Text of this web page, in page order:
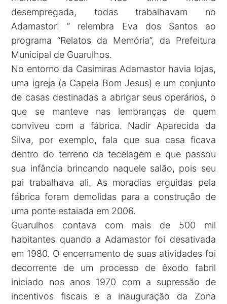
desempregada, todas trabalhavam no
Adamastor! ” relembra Eva dos Santos ao
programa “Relatos da Memória”, da Prefeitura
Municipal de Guarulhos.
No entorno da Casimiras Adamastor havia lojas,
uma igreja (a Capela Bom Jesus) e um conjunto
de casas destinadas a abrigar seus operários, o
que se manteve nas lembranças de quem
conviveu com a fábrica. Nadir Aparecida da
Silva, por exemplo, fala que sua casa ficava
dentro do terreno da tecelagem e que passou
sua infância brincando naquele salão, pois seu
pai trabalhava ali. As moradias erguidas pela
fábrica foram demolidas para a construção de
uma ponte estaiada em 2006.
Guarulhos contava com mais de 500 mil
habitantes quando a Adamastor foi desativada
em 1980. O encerramento de suas atividades foi
decorrente de um processo de êxodo fabril
iniciado nos anos 1970 com a supressão de
incentivos fiscais e a inauguração da Zona